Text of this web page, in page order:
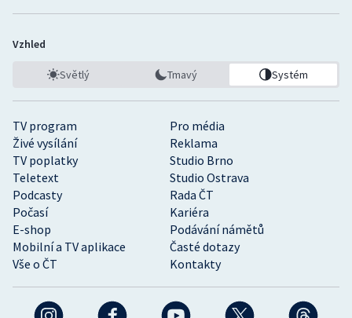
TV program
Pro média
Živé vysílání
Reklama
TV poplatky
Studio Brno
Teletext
Studio Ostrava
Podcasty
Rada ČT
Počasí
Kariéra
E-shop
Podávání námětů
Mobilní a TV aplikace
Časté dotazy
Vše o ČT
Kontakty
Vzhled
Světlý Tmavý Systém